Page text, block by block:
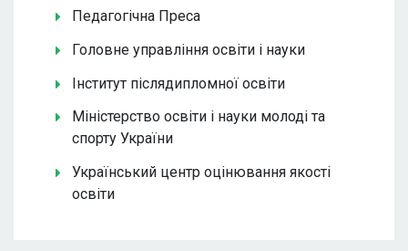
Педагогічна Преса
Головне управління освіти і науки
Інститут післядипломної освіти
Міністерство освіти і науки молоді та
спорту України
Український центр оцінювання якості
освіти